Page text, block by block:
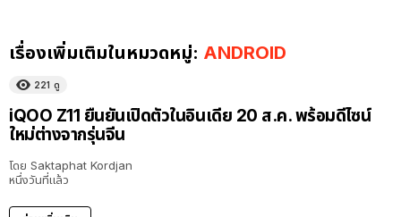
เรื่องเพิ่มเติมในหมวดหมู่: ANDROID
221 ดู
iQOO Z11 ยืนยันเปิดตัวในอินเดีย 20 ส.ค. พร้อมดีไซน์
ใหม่ต่างจากรุ่นจีน
โดย Saktaphat Kordjan
หนึ่งวันที่แล้ว